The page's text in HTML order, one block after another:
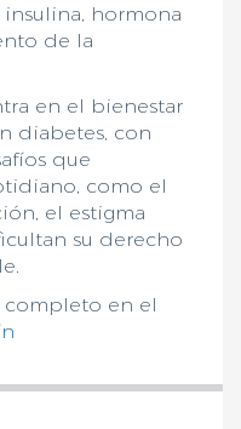
hormona
de la
en el bienestar
diabetes, con
que
como el
el estigma
su derecho
completo en el